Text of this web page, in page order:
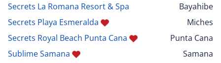
Secrets La Romana Resort & Spa
Bayahibe
Secrets Playa Esmeralda
Miches
Secrets Royal Beach Punta Cana
Punta Cana
Sublime Samana
Samana